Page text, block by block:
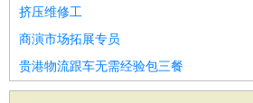
挤压维修工
商演市场拓展专员
贵港物流跟车无需经验包三餐